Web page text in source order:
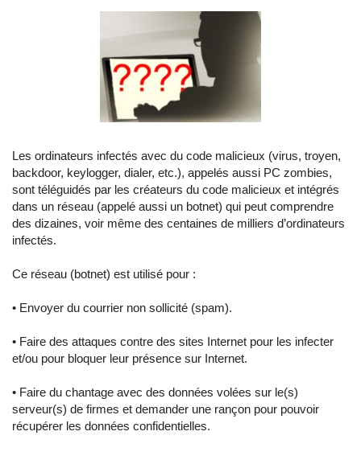
Les ordinateurs infectés avec du code malicieux (virus, troyen,
backdoor, keylogger, dialer, etc.), appelés aussi PC zombies,
sont téléguidés par les créateurs du code malicieux et intégrés
dans un réseau (appelé aussi un botnet) qui peut comprendre
des dizaines, voir même des centaines de milliers d’ordinateurs
infectés.
Ce réseau (botnet) est utilisé pour :
• Envoyer du courrier non sollicité (spam).
• Faire des attaques contre des sites Internet pour les infecter
et/ou pour bloquer leur présence sur Internet.
• Faire du chantage avec des données volées sur le(s)
serveur(s) de firmes et demander une rançon pour pouvoir
récupérer les données confidentielles.